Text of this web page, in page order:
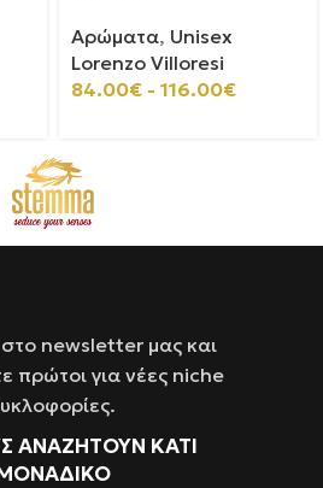
Αρώματα, Unisex
Lorenzo Villoresi
84.00€ - 116.00€
στο newsletter μας και
πρώτοι για νέες niche
ΑΝΑΖΗΤΟΥΝ ΚΑΤΙ